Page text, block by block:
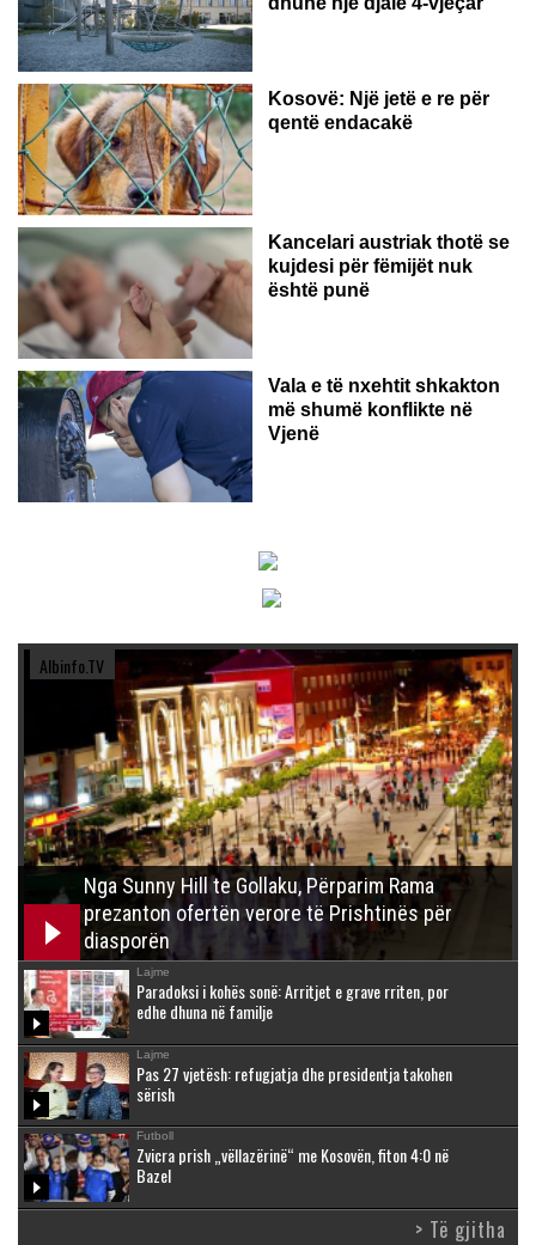
Kosovë: Një jetë e re për
qentë endacakë
Kancelari austriak thotë se
kujdesi për fëmijët nuk
është punë
Vala e të nxehtit shkakton
më shumë konflikte në
Vjenë
Albinfo.TV
Nga Sunny Hill te Gollaku, Përparim Rama
prezanton ofertën verore të Prishtinës për
diasporën
Lajme
Paradoksi i kohës sonë: Arritjet e grave rriten, por
edhe dhuna në familje
Lajme
Pas 27 vjetësh: refugjatja dhe presidentja takohen
sërish
Futboll
Zvicra prish „vëllazërinë“ me Kosovën, fiton 4:0 në
Bazel
> Të gjitha